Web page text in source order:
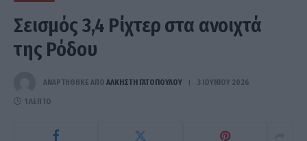
Σεισμός 3,4 Ρίχτερ στα ανοιχτά
της Ρόδου
ΑΝΑΡΤΗΘΗΚΕ ΑΠΟ ΆΛΚΗΣΤΗ ΓΑΤΟΠΟΎΛΟΥ 3 ΙΟΥΝΊΟΥ 2026
1 ΛΕΠΤΌ